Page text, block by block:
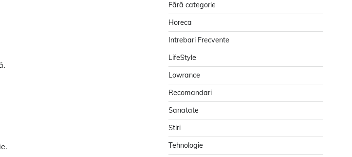
Fără categorie
Horeca
Intrebari Frecvente
LifeStyle
Lowrance
Recomandari
Sanatate
Stiri
Tehnologie